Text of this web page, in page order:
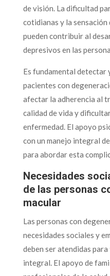
de visión. La dificultad
cotidianas y la sensación
pueden contribuir al
depresivos en las
Es fundamental detectar
pacientes con
afectar la adherencia al
calidad de vida y
enfermedad. El apoyo
con un manejo integral
para abordar esta
Necesidades
de las personas
macular
Las personas con
necesidades sociales y
deben ser atendidas
integral. El apoyo de